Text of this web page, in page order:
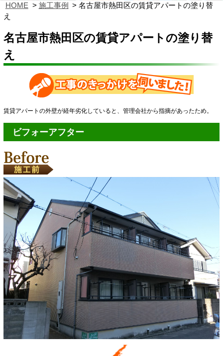
HOME 施工事例
名古屋市熱田区の賃貸アパートの塗り替
え
名古屋市熱田区の賃貸アパートの塗り替
え
賃貸アパートの外壁が経年劣化していると、管理会社から指摘があったため。
ビフォーアフター